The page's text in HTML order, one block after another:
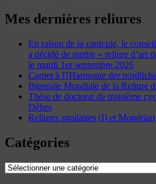
Mes dernières reliures
En raison de la canicule, le
a décidé de mettre « reliure d’art
le mardi 1er septembre 2026
Carnet à l'[Harmonie der
Biennale Mondiale de la Reliure
Thèse de doctorat de troisième
Dèbes
Reliures similaires (I) et Mondrian
Catégories
Catégories